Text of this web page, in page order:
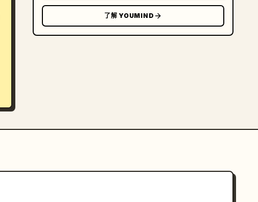
了解 YOUMIND